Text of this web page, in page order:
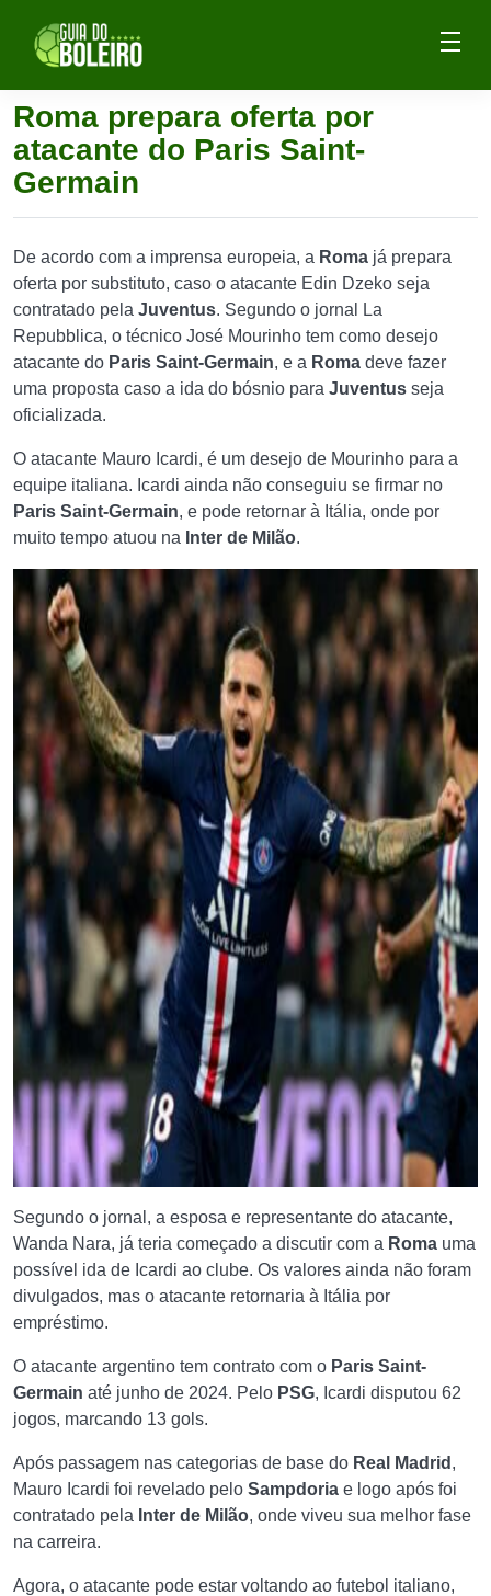
Roma prepara oferta por
atacante do Paris Saint-
Germain
De acordo com a imprensa europeia, a Roma já prepara
oferta por substituto, caso o atacante Edin Dzeko seja
contratado pela Juventus. Segundo o jornal
La
Repubblica, o técnico José Mourinho tem como desejo
atacante do Paris Saint-Germain, e a Roma deve fazer
uma proposta caso a ida do bósnio para Juventus seja
oficializada.
O atacante Mauro Icardi, é um desejo de Mourinho para a
equipe italiana. Icardi ainda não conseguiu se firmar no
Paris Saint-Germain, e pode retornar à Itália, onde por
muito tempo atuou na Inter de Milão.
Segundo o jornal, a esposa e representante do atacante,
Wanda Nara, já teria começado a discutir com a Roma uma
possível ida de Icardi ao clube. Os valores ainda não foram
divulgados, mas o atacante retornaria à Itália por
empréstimo.
O atacante argentino tem contrato com o Paris Saint-
Germain até junho de 2024. Pelo PSG, Icardi disputou 62
jogos, marcando 13 gols.
Após passagem nas categorias de base do Real Madrid ,
Mauro Icardi foi revelado pelo Sampdoria e logo após foi
contratado pela Inter de Milão, onde viveu sua melhor fase
na carreira.
Agora, o atacante pode estar voltando ao futebol italiano,